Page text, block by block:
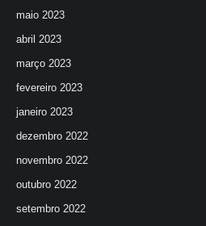
maio 2023
abril 2023
março 2023
fevereiro 2023
janeiro 2023
dezembro 2022
novembro 2022
outubro 2022
setembro 2022